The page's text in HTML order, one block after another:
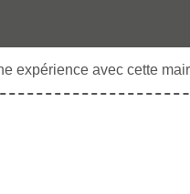
expérience avec cette